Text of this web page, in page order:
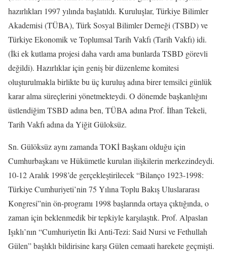
hazırlıkları 1997 yılında başlatıldı. Kuruluşlar, Türkiye Bilimler
Akademisi (TÜBA), Türk Sosyal Bilimler Derneği (TSBD) ve
Türkiye Ekonomik ve Toplumsal Tarih Vakfı (Tarih Vakfı) idi.
(İki ek kutlama projesi daha vardı ama bunlarda TSBD görevli
değildi). Hazırlıklar için geniş bir düzenleme komitesi
oluşturulmakla birlikte bu üç kuruluş adına birer temsilci günlük
karar alma süreçlerini yönetmekteydi. O dönemde başkanlığını
üstlendiğim TSBD adına ben, TÜBA adına Prof. İlhan Tekeli,
Tarih Vakfı adına da Yiğit Güloksüz.
Sn. Gülöksüz aynı zamanda TOKİ Başkanı olduğu için
Cumhurbaşkanı ve Hükümetle kurulan ilişkilerin merkezindeydi.
10-12 Aralık 1998’de gerçekleştirilecek “Bilanço 1923-1998:
Türkiye Cumhuriyeti’nin 75 Yılına Toplu Bakış Uluslararası
Kongresi”nin ön-programı 1998 başlarında ortaya çıktığında, o
zaman için beklenmedik bir tepkiyle karşılaştık. Prof. Alpaslan
Işıklı’nın “Cumhuriyetin İki Anti-Tezi: Said Nursi ve Fethullah
Gülen” başlıklı bildirisine karşı Gülen cemaati harekete geçmişti.